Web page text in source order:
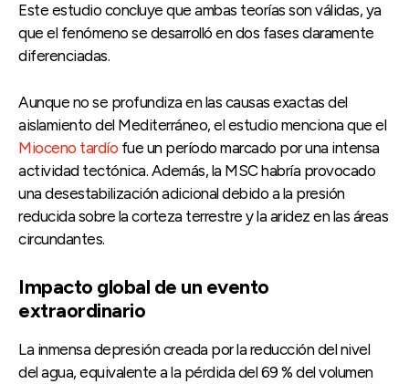
Este estudio concluye que ambas teorías son válidas, ya
que el fenómeno se desarrolló en dos fases claramente
diferenciadas.
Aunque no se profundiza en las causas exactas del
aislamiento del Mediterráneo, el estudio menciona que el
Mioceno tardío fue un período marcado por una intensa
actividad tectónica. Además, la MSC habría provocado
una desestabilización adicional debido a la presión
reducida sobre la corteza terrestre y la aridez en las áreas
circundantes.
Impacto global de un evento
extraordinario
La inmensa depresión creada por la reducción del nivel
del agua, equivalente a la pérdida del 69 % del volumen